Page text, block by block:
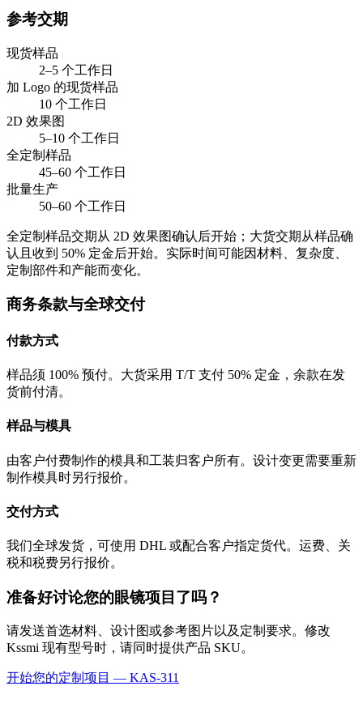
参考交期
现货样品
2–5 个工作日
加 Logo 的现货样品
10 个工作日
2D 效果图
5–10 个工作日
全定制样品
45–60 个工作日
批量生产
50–60 个工作日
全定制样品交期从 2D 效果图确认后开始；大货交期从样品确
认且收到 50% 定金后开始。实际时间可能因材料、复杂度、
定制部件和产能而变化。
商务条款与全球交付
付款方式
样品须 100% 预付。大货采用 T/T 支付 50% 定金，余款在发
货前付清。
样品与模具
由客户付费制作的模具和工装归客户所有。设计变更需要重新
制作模具时另行报价。
交付方式
我们全球发货，可使用 DHL 或配合客户指定货代。运费、关
税和税费另行报价。
准备好讨论您的眼镜项目了吗？
请发送首选材料、设计图或参考图片以及定制要求。修改
Kssmi 现有型号时，请同时提供产品 SKU。
开始您的定制项目 — KAS-311